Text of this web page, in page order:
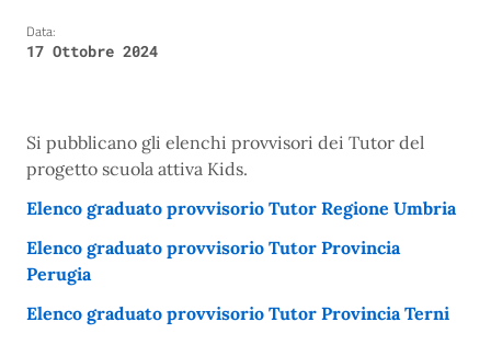
Data:
17 Ottobre 2024
Si pubblicano gli elenchi provvisori dei Tutor del
progetto scuola attiva Kids.
Elenco graduato provvisorio Tutor Regione Umbria
Elenco graduato provvisorio Tutor Provincia
Perugia
Elenco graduato provvisorio Tutor Provincia Terni